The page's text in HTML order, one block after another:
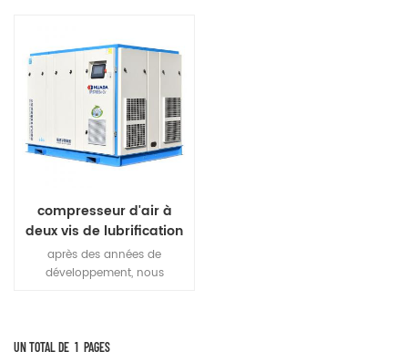
compresseur d'air à
deux vis de lubrification
par eau
après des années de
développement, nous
"GP Série" avec de l'eau
UN TOTAL DE 1 PAGES